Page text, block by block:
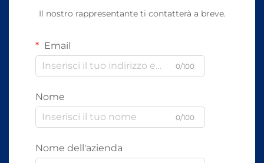
Il nostro rappresentante ti contatterà a breve.
Email
0/100
Nome
0/100
Nome dell'azienda